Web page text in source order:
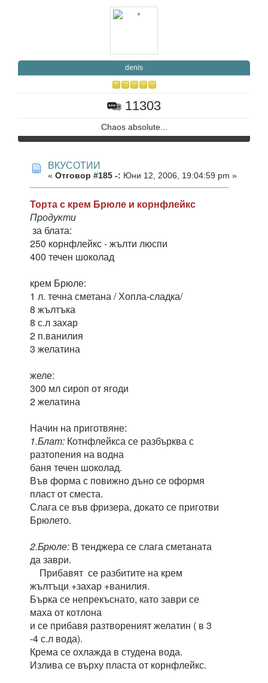
denis
11303
Chaos absolute...
ВКУСОТИИ
« Отговор #185 -: Юни 12, 2006, 19:04:59 pm »
Торта с крем Брюле и корнфлейкс
Продукти
за блата:
250 корнфлейкс - жълти люспи
400 течен шоколад
крем Брюле:
1 л. течна сметана / Хопла-сладка/
8 жълтъка
8 с.л захар
2 п.ванилия
3 желатина
желе:
300 мл сироп от ягоди
2 желатина
Начин на приготвяне:
1.Блат: Котнфлейкса се разбърква с
разтопения на водна
баня течен шоколад.
Във форма с повижно дъно се оформя
пласт от сместа.
Слага се във фризера, докато се приготви
Брюлето.
2.Брюле: В тенджера се слага сметаната
да заври.
Прибавят се разбитите на крем
жълтъци +захар +ванилия.
Бърка се непрекъснато, като заври се
маха от котлона
и се прибавя разтвореният желатин ( в 3
-4 с.л вода).
Крема се охлажда в студена вода.
Излива се върху пласта от корнфлейкс.